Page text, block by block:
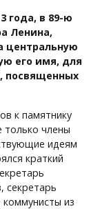
года, в 89-ю
Ленина,
центральную
его имя, для
посвященных
к памятнику
только члены
идеям
краткий
секретарь
из